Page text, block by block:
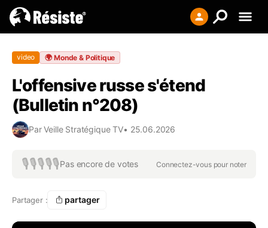
S'enregistrer
video 🌍 Monde & Politique
L'offensive russe s'étend
(Bulletin n°208)
ParVeille Stratégique TV• 25.06.2026
🎙️🎙️🎙️🎙️🎙️Pas encore de votes Connectez-vous pour noter
Partager : partager